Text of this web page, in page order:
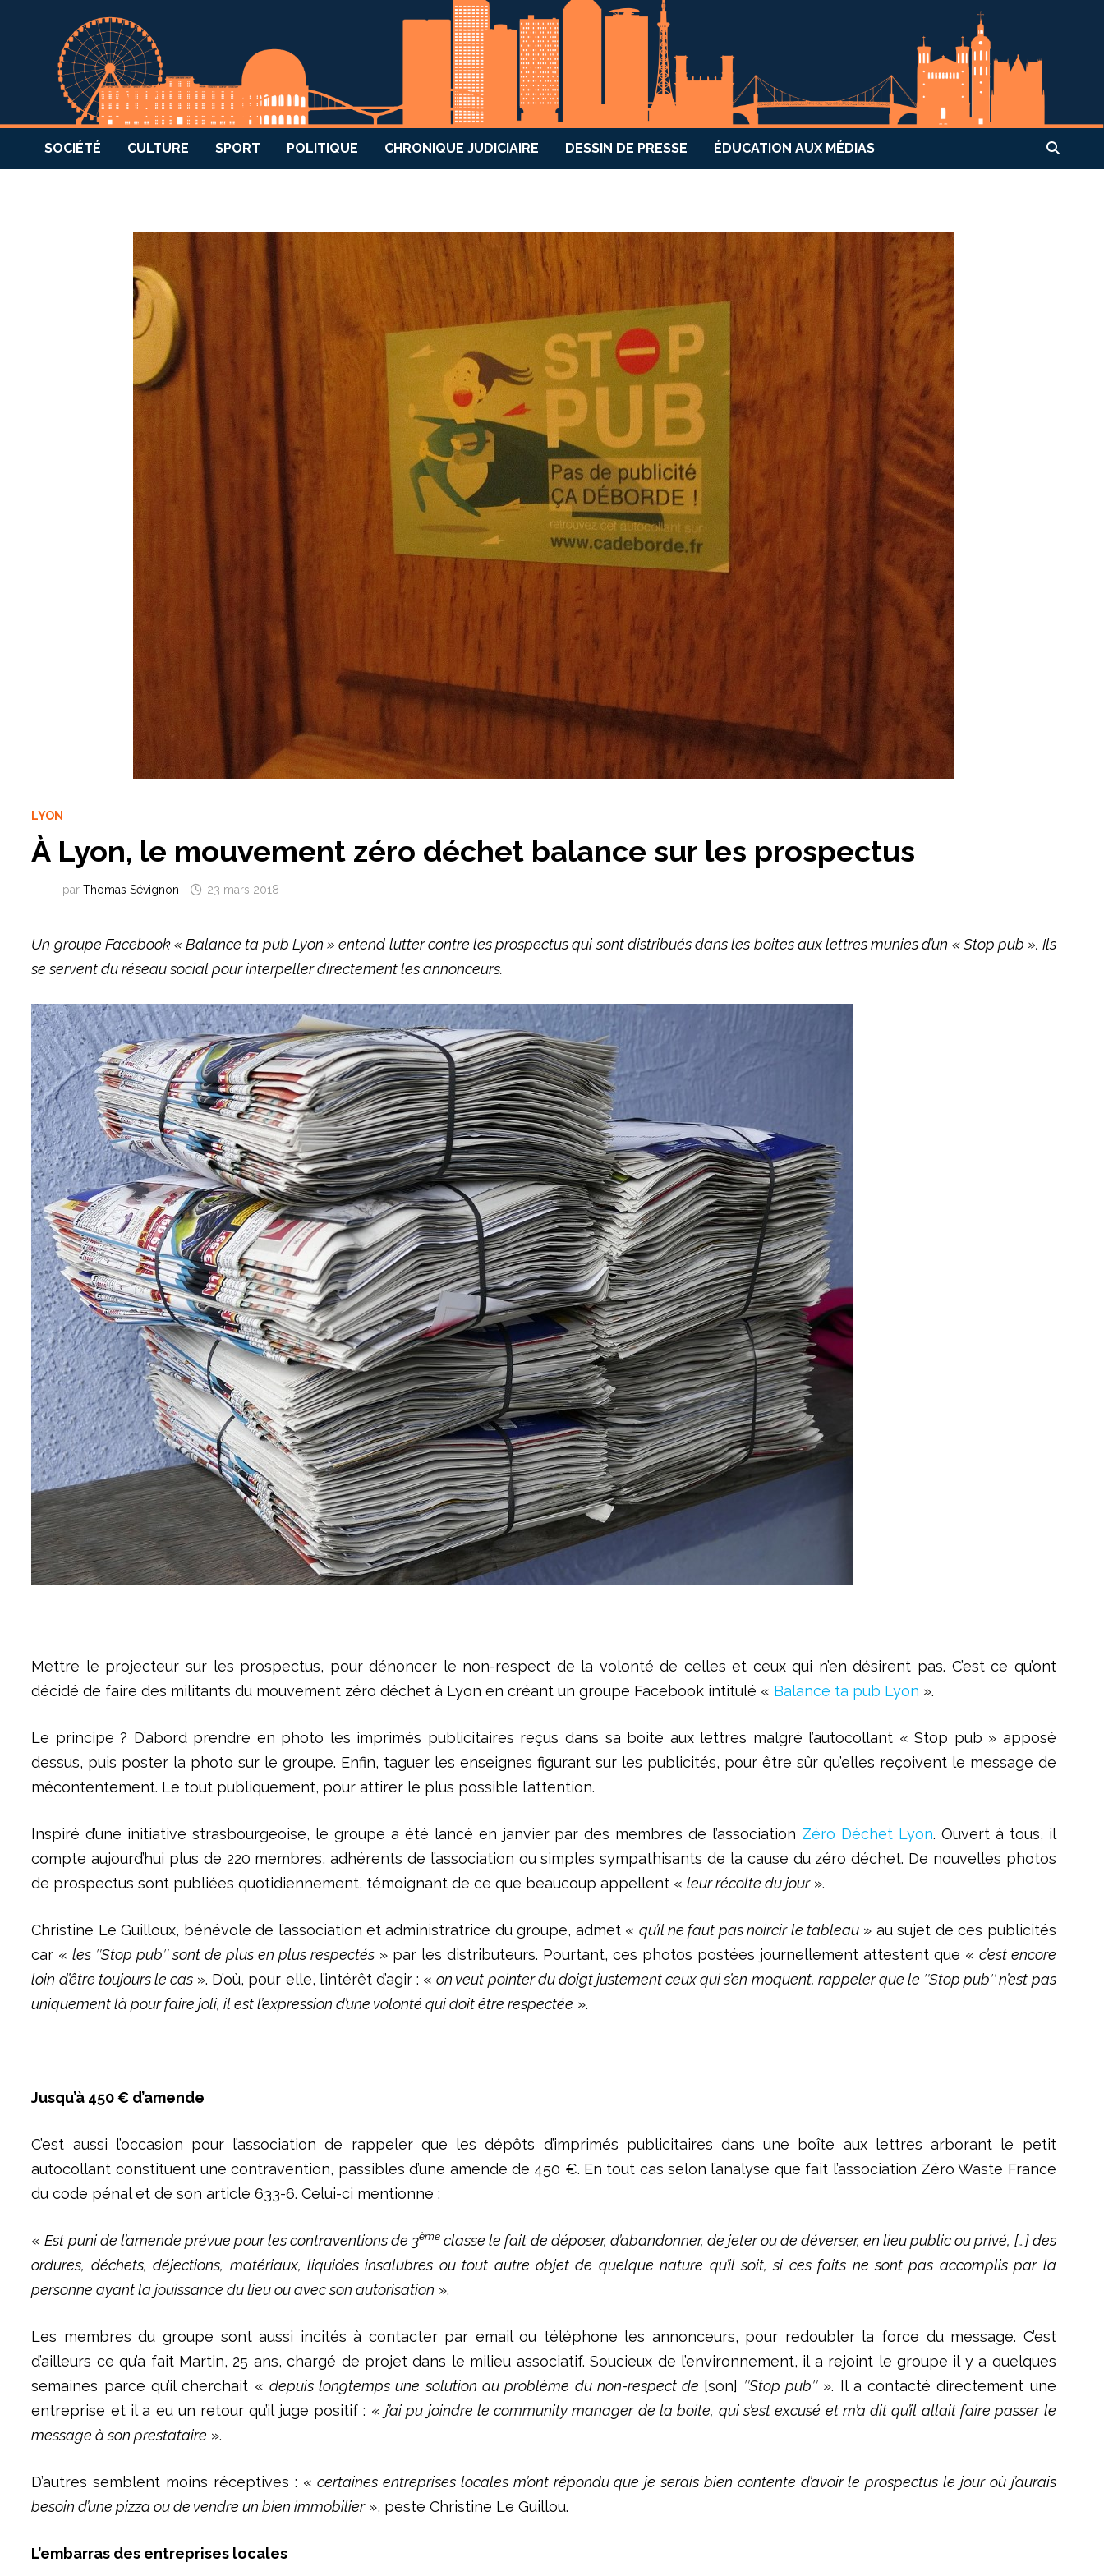
SOCIÉTÉ CULTURE SPORT POLITIQUE CHRONIQUE JUDICIAIRE DESSIN DE PRESSE ÉDUCATION AUX MÉDIAS
LYON
À Lyon, le mouvement zéro déchet balance sur les prospectus
parThomas Sévignon 23 mars 2018
Un groupe Facebook « Balance ta pub Lyon » entend lutter contre les prospectus qui sont distribués dans les boites aux lettres munies d’un « Stop pub ». Ils
se servent du réseau social pour interpeller directement les annonceurs.
Mettre le projecteur sur les prospectus, pour dénoncer le non-respect de la volonté de celles et ceux qui n’en désirent pas. C’est ce qu’ont
décidé de faire des militants du mouvement zéro déchet à Lyon en créant un groupe Facebook intitulé « Balance ta pub Lyon ».
Le principe ? D’abord prendre en photo les imprimés publicitaires reçus dans sa boite aux lettres malgré l’autocollant « Stop pub » apposé
dessus, puis poster la photo sur le groupe. Enfin, taguer les enseignes figurant sur les publicités, pour être sûr qu’elles reçoivent le message de
mécontentement. Le tout publiquement, pour attirer le plus possible l’attention.
Inspiré d’une initiative strasbourgeoise, le groupe a été lancé en janvier par des membres de l’association Zéro Déchet Lyon. Ouvert à tous, il
compte aujourd’hui plus de 220 membres, adhérents de l’association ou simples sympathisants de la cause du zéro déchet. De nouvelles photos
de prospectus sont publiées quotidiennement, témoignant de ce que beaucoup appellent «leur récolte du jour».
Christine Le Guilloux, bénévole de l’association et administratrice du groupe, admet « qu’il ne faut pas noircir le tableau » au sujet de ces publicités
car «les ″Stop pub″ sont de plus en plus respectés » par les distributeurs. Pourtant, ces photos postées journellement attestent que « c’est encore
loin d’être toujours le cas». D’où, pour elle, l’intérêt d’agir : «on veut pointer du doigt justement ceux qui s’en moquent, rappeler que le ″Stop pub″ n’est pas
uniquement là pour faire joli, il est l’expression d’une volonté qui doit être respectée ».
Jusqu’à 450 € d’amende
C’est aussi l’occasion pour l’association de rappeler que les dépôts d’imprimés publicitaires dans une boîte aux lettres arborant le petit
autocollant constituent une contravention, passibles d’une amende de 450 €. En tout cas selon l’analyse que fait l’association Zéro Waste France
du code pénal et de son article 633-6. Celui-ci mentionne :
«Est puni de l’amende prévue pour les contraventions de 3ème classe le fait de déposer, d’abandonner, de jeter ou de déverser, en lieu public ou privé, […] des
ordures, déchets, déjections, matériaux, liquides insalubres ou tout autre objet de quelque nature qu’il soit, si ces faits ne sont pas accomplis par la
personne ayant la jouissance du lieu ou avec son autorisation ».
Les membres du groupe sont aussi incités à contacter par email ou téléphone les annonceurs, pour redoubler la force du message. C’est
d’ailleurs ce qu’a fait Martin, 25 ans, chargé de projet dans le milieu associatif. Soucieux de l’environnement, il a rejoint le groupe il y a quelques
semaines parce qu’il cherchait « depuis longtemps une solution au problème du non-respect de [son] ″Stop pub″». Il a contacté directement une
entreprise et il a eu un retour qu’il juge positif : « j’ai pu joindre le community manager de la boite, qui s’est excusé et m’a dit qu’il allait faire passer le
message à son prestataire ».
D’autres semblent moins réceptives : «certaines entreprises locales m’ont répondu que je serais bien contente d’avoir le prospectus le jour où j’aurais
besoin d’une pizza ou de vendre un bien immobilier», peste Christine Le Guillou.
L’embarras des entreprises locales